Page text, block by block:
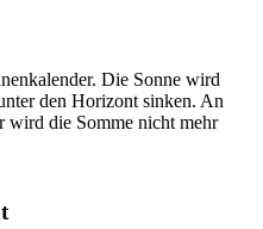
Die Sonne wird
den Horizont sinken. An
wird die Somme nicht mehr